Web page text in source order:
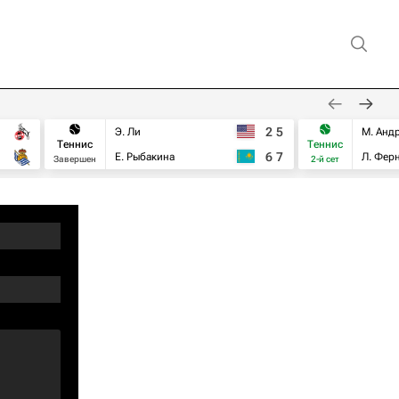
Теннис
Завершен
Э. Ли
Е. Рыбакина
2 5
6 7
Теннис
2-й сет
М.
Л.